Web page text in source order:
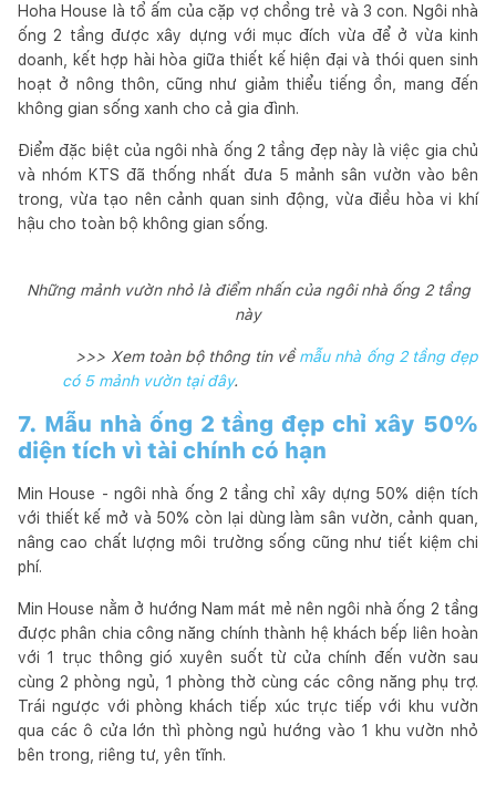
Hoha House là tổ ấm của cặp vợ chồng trẻ và 3 con. Ngôi nhà
ống 2 tầng được xây dựng với mục đích vừa để ở vừa kinh
doanh, kết hợp hài hòa giữa thiết kế hiện đại và thói quen sinh
hoạt ở nông thôn, cũng như giảm thiểu tiếng ồn, mang đến
không gian sống xanh cho cả gia đình.
Điểm đặc biệt của ngôi nhà ống 2 tầng đẹp này là việc gia chủ
và nhóm KTS đã thống nhất đưa 5 mảnh sân vườn vào bên
trong, vừa tạo nên cảnh quan sinh động, vừa điều hòa vi khí
hậu cho toàn bộ không gian sống.
Những mảnh vườn nhỏ là điểm nhấn của ngôi nhà ống 2 tầng
này
>>> Xem toàn bộ thông tin vềmẫu nhà ống 2 tầng đẹp
có 5 mảnh vườn tại đây.
7. Mẫu nhà ống 2 tầng đẹp chỉ xây 50%
diện tích vì tài chính có hạn
Min House - ngôi nhà ống 2 tầng chỉ xây dựng 50% diện tích
với thiết kế mở và 50% còn lại dùng làm sân vườn, cảnh quan,
nâng cao chất lượng môi trường sống cũng như tiết kiệm chi
phí.
Min House nằm ở hướng Nam mát mẻ nên ngôi nhà ống 2 tầng
được phân chia công năng chính thành hệ khách bếp liên hoàn
với 1 trục thông gió xuyên suốt từ cửa chính đến vườn sau
cùng 2 phòng ngủ, 1 phòng thờ cùng các công năng phụ trợ.
Trái ngược với phòng khách tiếp xúc trực tiếp với khu vườn
qua các ô cửa lớn thì phòng ngủ hướng vào 1 khu vườn nhỏ
bên trong, riêng tư, yên tĩnh.